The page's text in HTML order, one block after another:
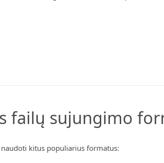
failų sujungimo
naudoti kitus populiarius formatus: